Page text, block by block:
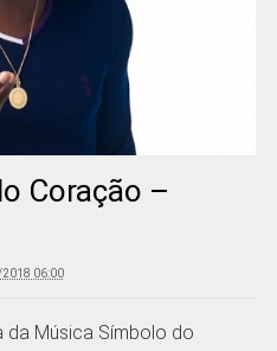
Coração –
06:00
da Música Símbolo do